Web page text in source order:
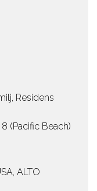
Residens
(Pacific Beach)
ALTO